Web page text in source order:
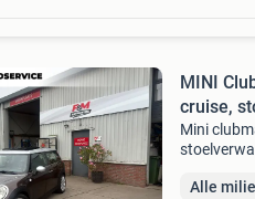
MINI
cruise,
Mini
2014
Alle